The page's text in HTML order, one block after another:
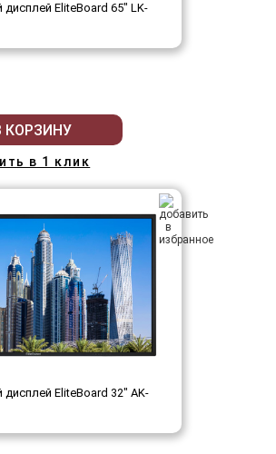
EliteBoard 65" LK-
КОРЗИНУ
в 1 клик
EliteBoard 32" AK-